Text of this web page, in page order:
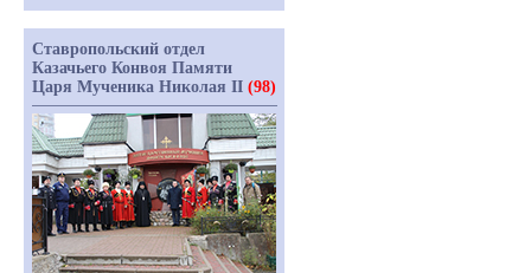
Ставропольский отдел
Казачьего Конвоя Памяти
Царя Мученика Николая II (98)